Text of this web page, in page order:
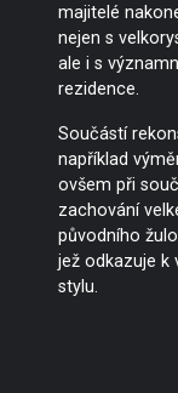
majitelé
nejen s
ale i s
rezidence.
Součástí
například
ovšem při
zachování
původního
jež odkazuje k
stylu.